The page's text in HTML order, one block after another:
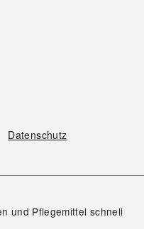
Datenschutz
und Pflegemittel schnell